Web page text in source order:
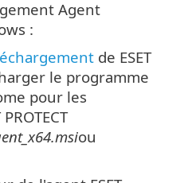
Agent
:
de ESET
le programme
pour les
ou